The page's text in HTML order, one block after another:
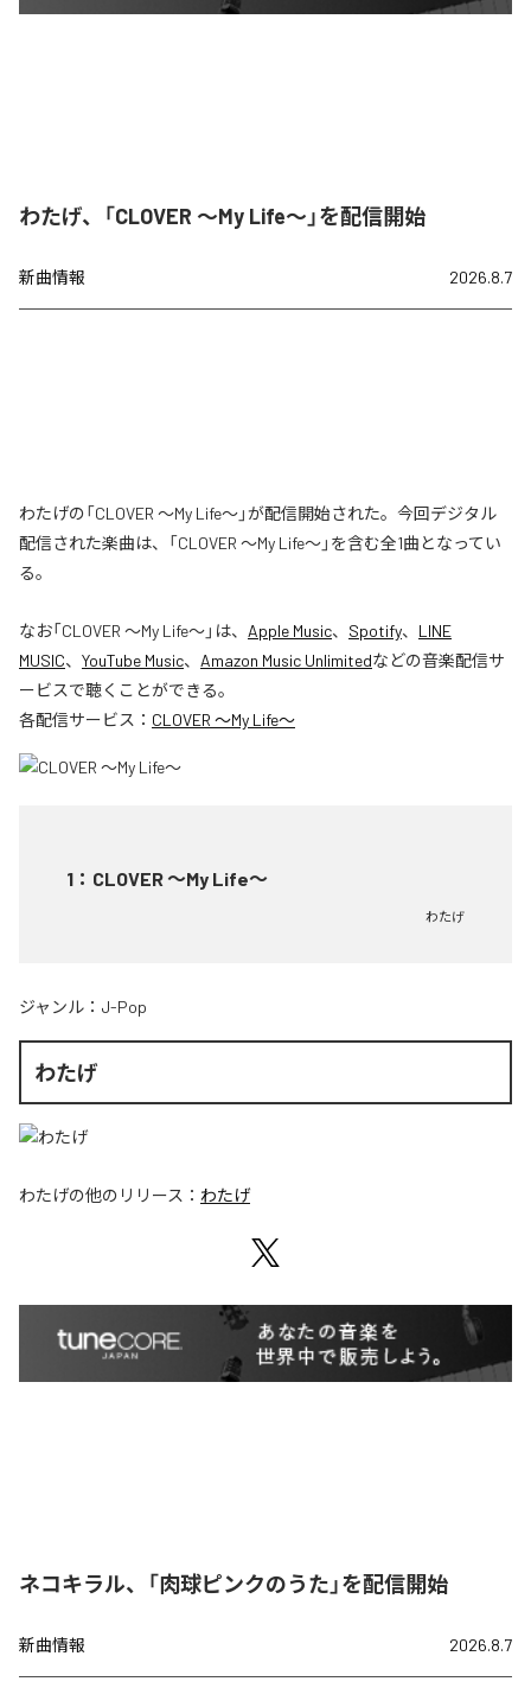
わたげ、「CLOVER ～My Life～」を配信開始
新曲情報 2026.8.7
わたげの「CLOVER ～My Life～」が配信開始された。今回デジタル
配信された楽曲は、「CLOVER ～My Life～」を含む全1曲となってい
る。
なお「CLOVER ～My Life～」は、 Apple Music、 Spotify、 LINE
MUSIC、 YouTube Music、 Amazon Music Unlimitedなどの音楽配信サ
ービスで聴くことができる。
各配信サービス： CLOVER ～My Life～
1 ： CLOVER ～My Life～
わたげ
ジャンル： J-Pop
わたげ
わたげの他のリリース： わたげ
ネコキラル、「肉球ピンクのうた」を配信開始
新曲情報 2026.8.7